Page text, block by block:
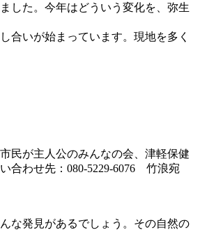
した。今年はどういう変化を、弥生
合いが始まっています。現地を多く
民が主人公のみんなの会、津軽保健
：080-5229-6076 竹浪宛
な発見があるでしょう。その自然の